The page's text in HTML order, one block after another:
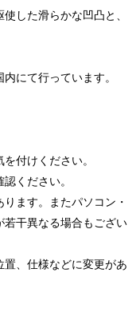
した滑らかな凹凸と、
にて行っています。
付けください。
ください。
ます。またパソコン・
若干異なる場合もござい
置、仕様などに変更があ